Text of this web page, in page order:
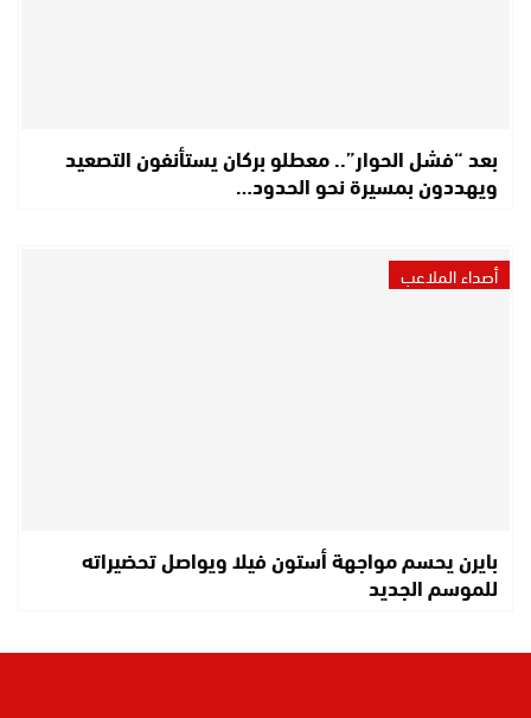
بعد “فشل الحوار”.. معطلو بركان يستأنفون التصعيد
ويهددون بمسيرة نحو الحدود…
أصداء الملاعب
بايرن يحسم مواجهة أستون فيلا ويواصل تحضيراته
للموسم الجديد